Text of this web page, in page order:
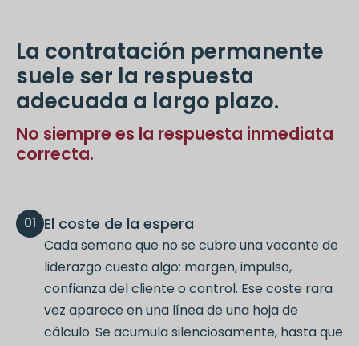
La contratación permanente
suele ser la respuesta
adecuada a largo plazo.
No siempre es la respuesta inmediata
correcta.
01 El coste de la espera
Cada semana que no se cubre una vacante de
liderazgo cuesta algo: margen, impulso,
confianza del cliente o control. Ese coste rara
vez aparece en una línea de una hoja de
cálculo. Se acumula silenciosamente, hasta que